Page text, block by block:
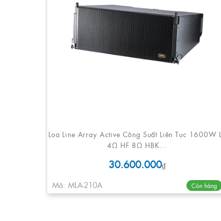
Loa Line Array Active Công Suất Liên Tục 1600W
4Ω HF 8Ω HBK...
30.600.000₫
Mã: MLA-210A
Còn hàng